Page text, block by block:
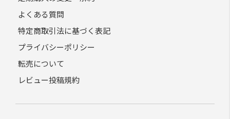
よくある質問
特定商取引法に基づく表記
プライバシーポリシー
転売について
レビュー投稿規約